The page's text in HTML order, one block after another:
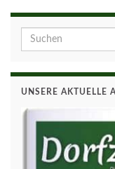
Search for:
UNSERE AKTUELLE